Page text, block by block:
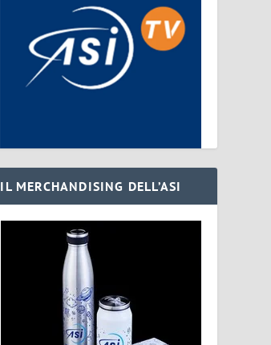
IL MERCHANDISING DELL’ASI